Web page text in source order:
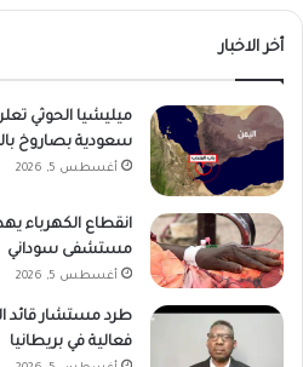
أخر الاخبار
ميليشيا الحوثي
سعودية بصاروخ
أغسطس 5, 2026
انقطاع الكهرباء
مستشفى سوداني
أغسطس 5, 2026
طرد مستشار قائد
فعالية في بريطانيا